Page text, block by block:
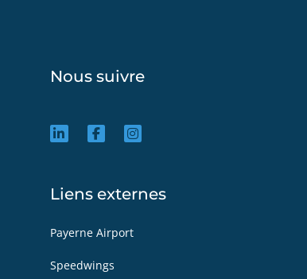
Nous suivre
Liens externes
Payerne Airport
Speedwings